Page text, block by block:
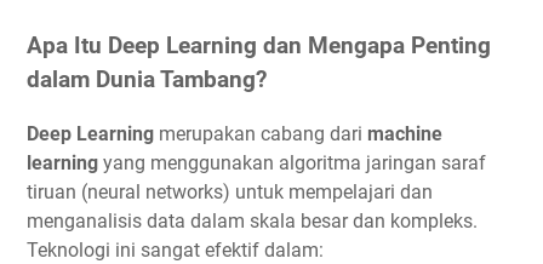
Apa Itu Deep Learning dan Mengapa Penting
dalam Dunia Tambang?
Deep Learning merupakan cabang dari machine
learning yang menggunakan algoritma jaringan saraf
tiruan (neural networks) untuk mempelajari dan
menganalisis data dalam skala besar dan kompleks.
Teknologi ini sangat efektif dalam: